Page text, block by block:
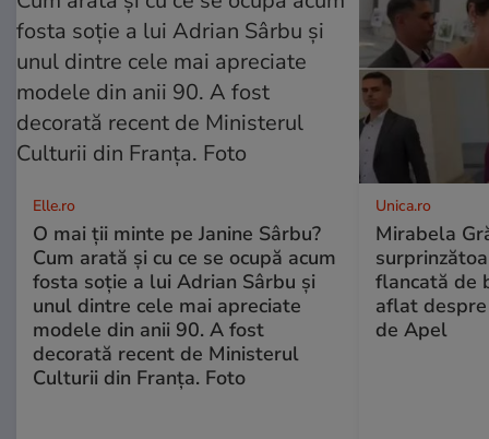
Elle.ro
O mai ții minte pe Janine Sârbu?
Cum arată și cu ce se ocupă acum
fosta soție a lui Adrian Sârbu și
unul dintre cele mai apreciate
modele din anii 90. A fost
decorată recent de Ministerul
Culturii din Franța. Foto
Unica.ro
Mirabela
flancată de
aflat
de Apel